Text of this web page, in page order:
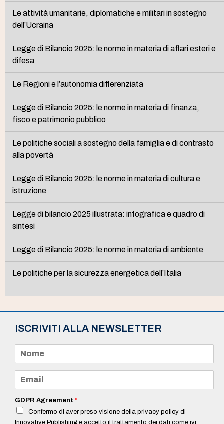
Le attività umanitarie, diplomatiche e militari in sostegno
dell’Ucraina
Legge di Bilancio 2025: le norme in materia di affari esteri e
difesa
Le Regioni e l’autonomia differenziata
Legge di Bilancio 2025: le norme in materia di finanza,
fisco e patrimonio pubblico
Le politiche sociali a sostegno della famiglia e di contrasto
alla povertà
Legge di Bilancio 2025: le norme in materia di cultura e
istruzione
Legge di bilancio 2025 illustrata: infografica e quadro di
sintesi
Legge di Bilancio 2025: le norme in materia di ambiente
Le politiche per la sicurezza energetica dell’Italia
ISCRIVITI ALLA NEWSLETTER
m
e
a
i
*
GDPR Agreement *
Confermo di aver preso visione della privacy policy di
Innovative Publishing e accetto il trattamento dei dati come ivi